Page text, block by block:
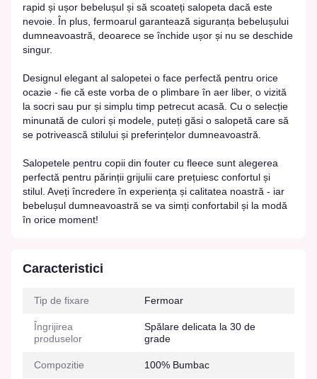
rapid și ușor bebelușul și să scoateți salopeta dacă este
nevoie. În plus, fermoarul garantează siguranța bebelușului
dumneavoastră, deoarece se închide ușor și nu se deschide
singur.
Designul elegant al salopetei o face perfectă pentru orice
ocazie - fie că este vorba de o plimbare în aer liber, o vizită
la socri sau pur și simplu timp petrecut acasă. Cu o selecție
minunată de culori și modele, puteți găsi o salopetă care să
se potrivească stilului și preferințelor dumneavoastră.
Salopetele pentru copii din fouter cu fleece sunt alegerea
perfectă pentru părinții grijulii care prețuiesc confortul și
stilul. Aveți încredere în experiența și calitatea noastră - iar
bebelușul dumneavoastră se va simți confortabil și la modă
în orice moment!
Caracteristici
Tip de fixare Fermoar
Îngrijirea
produselor
Spălare delicata la 30 de
grade
Compozitie 100% Bumbac